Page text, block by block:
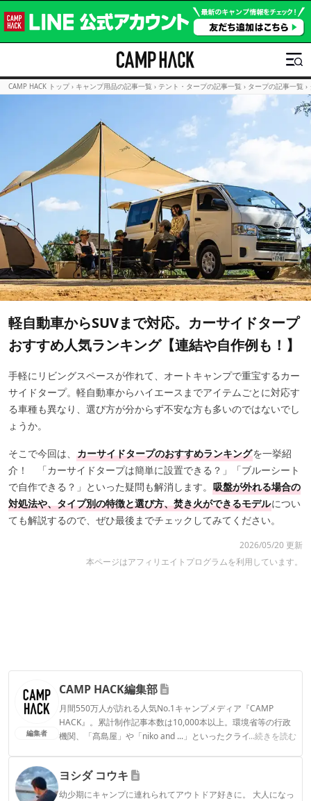
CAMP HACK トップ › キャンプ用品の記事一覧 › テント・タープの記事一覧 › タープの記事一覧 ›
軽自動車からSUVまで対応。カーサイドタープ
おすすめ人気ランキング【連結や自作例も！】
手軽にリビングスペースが作れて、オートキャンプで重宝するカー
サイドタープ。軽自動車からハイエースまでアイテムごとに対応す
る車種も異なり、選び方が分からず不安な方も多いのではないでし
ょうか。
そこで今回は、 カーサイドタープのおすすめランキングを一挙紹
介！ 「カーサイドタープは簡単に設置できる？」「ブルーシート
で自作できる？」といった疑問も解消します。 吸盤が外れる場合の
対処法や、タイプ別の特徴と選び方、焚き火ができるモデルについ
ても解説するので、ぜひ最後までチェックしてみてください。
2026/05/20 更新
本ページはアフィリエイトプログラムを利用しています。
編集者
CAMP HACK編集部
月間550万人が訪れる人気No.1キャンプメディア『CAMP
HACK』。累計制作記事本数は10,000本以上。環境省等の行政
機関、「髙島屋」や「niko and ...」といったクライアントとの
...続きを読む
CAMP HACK編集部のプロフィール
ヨシダ コウキ
幼少期にキャンプに連れられてアウトドア好きに。 大人になっ